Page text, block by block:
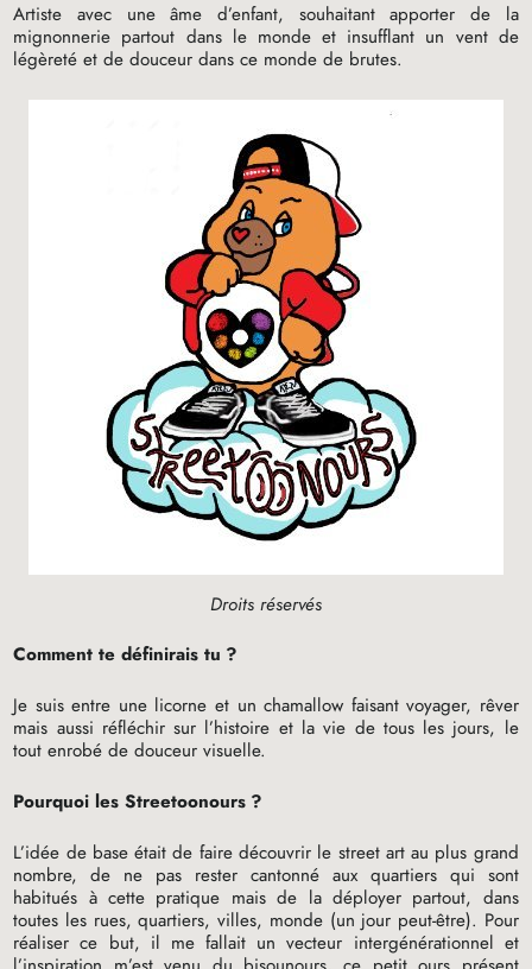
Artiste avec une âme d’enfant, souhaitant apporter de la
mignonnerie partout dans le monde et insufflant un vent de
légèreté et de douceur dans ce monde de brutes.
Droits réservés
Comment te définirais tu ?
Je suis entre une licorne et un chamallow faisant voyager, rêver
mais aussi réfléchir sur l’histoire et la vie de tous les jours, le
tout enrobé de douceur visuelle.
Pourquoi les Streetoonours ?
L’idée de base était de faire découvrir le street art au plus grand
nombre, de ne pas rester cantonné aux quartiers qui sont
habitués à cette pratique mais de la déployer partout, dans
toutes les rues, quartiers, villes, monde (un jour peut-être). Pour
réaliser ce but, il me fallait un vecteur intergénérationnel et